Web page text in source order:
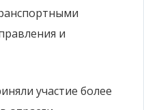
и
участие более